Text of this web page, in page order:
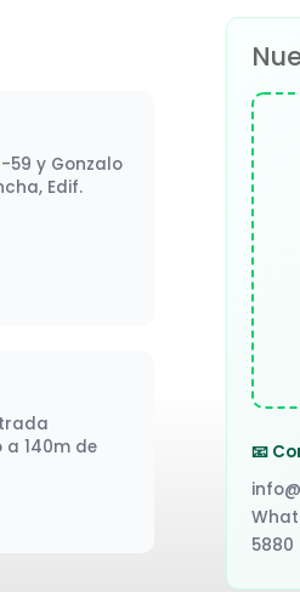
59 y Gonzalo
Edif.
140m de
📧
5880